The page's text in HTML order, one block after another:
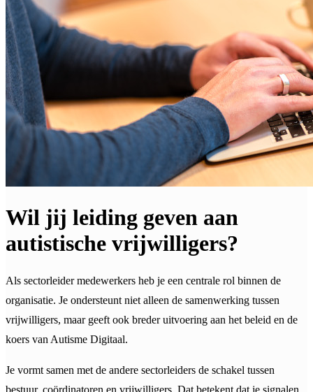
Wil jij leiding geven aan
autistische vrijwilligers?
Als sectorleider medewerkers heb je een centrale rol binnen de
organisatie. Je ondersteunt niet alleen de samenwerking tussen
vrijwilligers, maar geeft ook breder uitvoering aan het beleid en de
koers van Autisme Digitaal.
Je vormt samen met de andere sectorleiders de schakel tussen